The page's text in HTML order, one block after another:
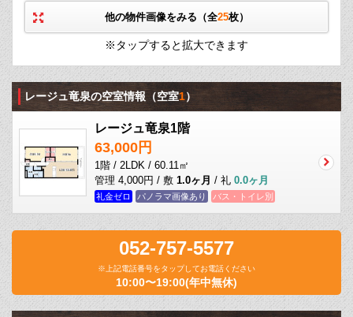
他の物件画像をみる（全25枚）
※タップすると拡大できます
レージュ竜泉の空室情報（空室1）
レージュ竜泉1階
63,000円
1階 / 2LDK / 60.11㎡
管理 4,000円 / 敷 1.0ヶ月 / 礼 0.0ヶ月
礼金ゼロ パノラマ画像あり バス・トイレ別
052-757-5577
※上記電話番号をタップしてお電話ください
10:00〜19:00(年中無休)